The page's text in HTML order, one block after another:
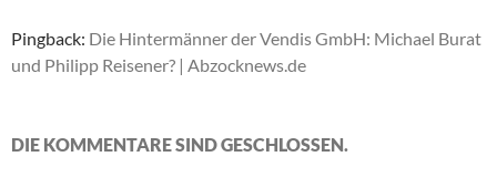
Pingback: Die Hintermänner der Vendis GmbH: Michael Burat
und Philipp Reisener? | Abzocknews.de
DIE KOMMENTARE SIND GESCHLOSSEN.